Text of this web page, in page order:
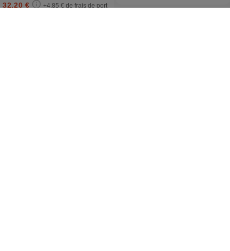
32,20 €
+4,85 € de frais de port